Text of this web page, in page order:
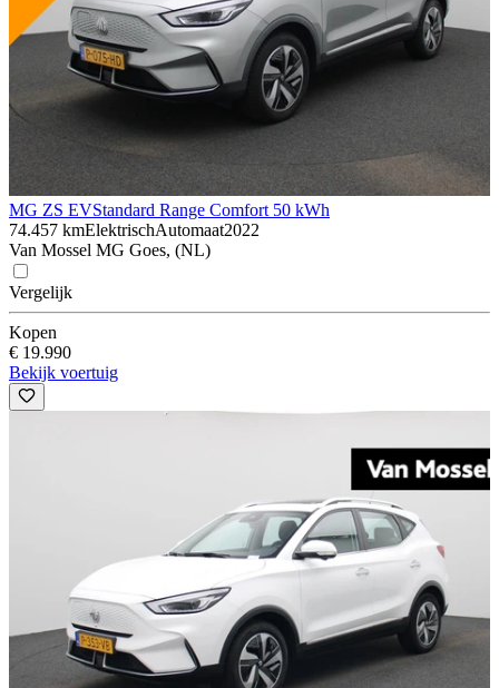
MG ZS EVStandard Range Comfort 50 kWh
74.457 kmElektrischAutomaat2022
Van Mossel MG Goes, (NL)
Vergelijk
Kopen
€ 19.990
Bekijk voertuig